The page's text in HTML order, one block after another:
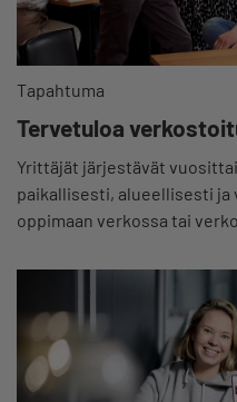
Tapahtuma
Tervetuloa
Yrittäjät järjestävät
paikallisesti, alueellisesti ja
oppimaan verkossa tai